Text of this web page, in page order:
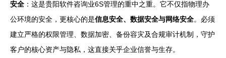
安全 ：这是贵阳软件咨询业6S管理的重中之重。它不仅指物理办
公环境的安全，更核心的是信息安全、数据安全与网络安全。必须
建立严格的权限管理、数据加密、备份容灾及合规审计机制，守护
客户的核心资产与隐私，这直接关乎企业信誉与生存。